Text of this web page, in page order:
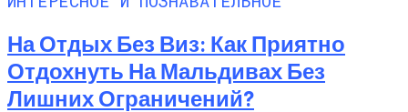
На Отдых Без Виз: Как Приятно
Отдохнуть На Мальдивах Без
Лишних Ограничений?